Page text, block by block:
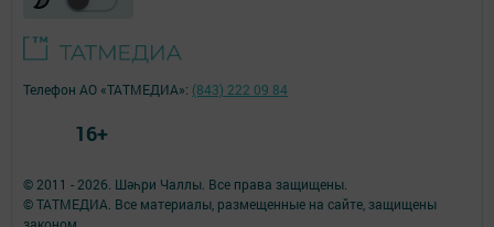
© 2011 - 2026. Шәһри Чаллы. Все права защищены.
© ТАТМЕДИА. Все материалы, размещенные на сайте, защищены
Телефон АО «ТАТМЕДИА»: (843) 222 09 84
16+